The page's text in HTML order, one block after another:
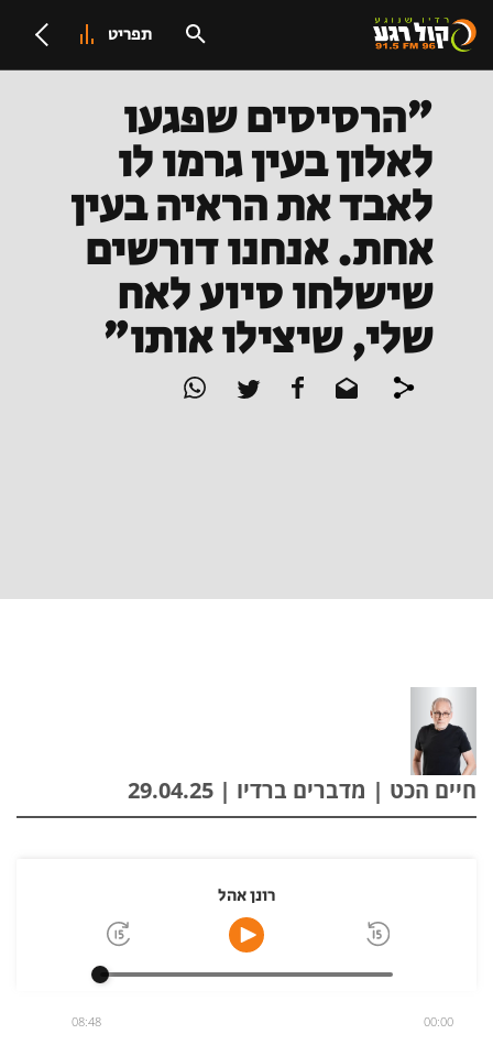
תפריט
"הרסיסים שפגעו
לאלון בעין גרמו לו
לאבד את הראיה בעין
אחת. אנחנו דורשים
שישלחו סיוע לאח
שלי, שיצילו אותו"
חיים הכט | מדברים ברדיו | 29.04.25
רונן אהל
00:00
08:48